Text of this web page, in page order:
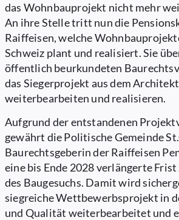
das Wohnbauprojekt nicht mehr
An ihre Stelle tritt nun die
Raiffeisen, welche
Schweiz plant und realisiert. Sie
öffentlich beurkundeten
das Siegerprojekt aus dem
weiterbearbeiten und realisieren.
Aufgrund der entstandenen
gewährt die Politische Gemeinde
Baurechtsgeberin der Raiffeisen
eine bis Ende 2028 verlängerte
des Baugesuchs. Damit wird
siegreiche Wettbewerbsprojekt in
und Qualität weiterbearbeitet und